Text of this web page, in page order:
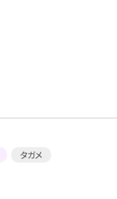
タガメ